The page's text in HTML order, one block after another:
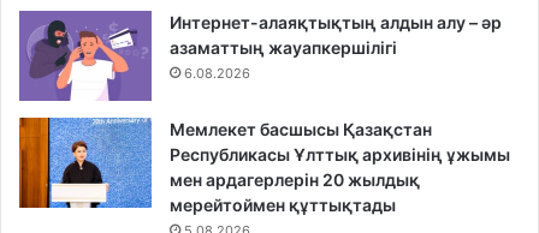
Интернет-алаяқтықтың алдын алу – әр
азаматтың жауапкершілігі
6.08.2026
Мемлекет басшысы Қазақстан
Республикасы Ұлттық архивінің ұжымы
мен ардагерлерін 20 жылдық
мерейтоймен құттықтады